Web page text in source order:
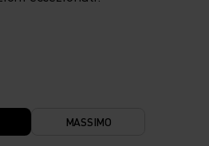
MASSIMO